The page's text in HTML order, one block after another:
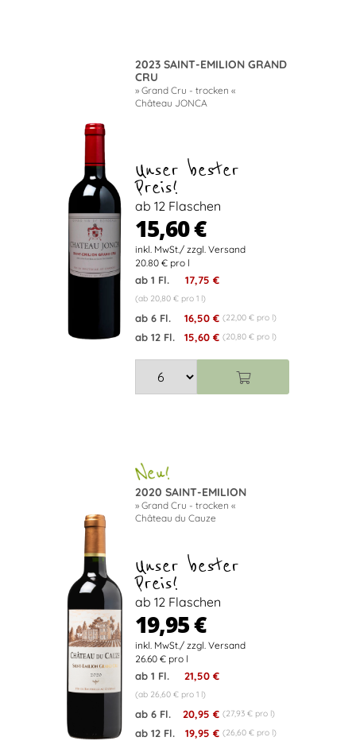
2023 SAINT-EMILION GRAND
CRU
» Grand Cru - trocken «
Château JONCA
Unser bester
Preis!
ab 12 Flaschen
15,60 €
20.80 € pro l
ab 1 Fl. 17,75 €
(ab 20,80 € pro 1 l)
ab 6 Fl. 16,50 € (22,00 € pro l)
ab 12 Fl. 15,60 € (20,80 € pro l)
2020 SAINT-EMILION
» Grand Cru - trocken «
Château du Cauze
Unser bester
Preis!
ab 12 Flaschen
19,95 €
26.60 € pro l
ab 1 Fl. 21,50 €
(ab 26,60 € pro 1 l)
ab 6 Fl. 20,95 € (27,93 € pro l)
ab 12 Fl. 19,95 € (26,60 € pro l)